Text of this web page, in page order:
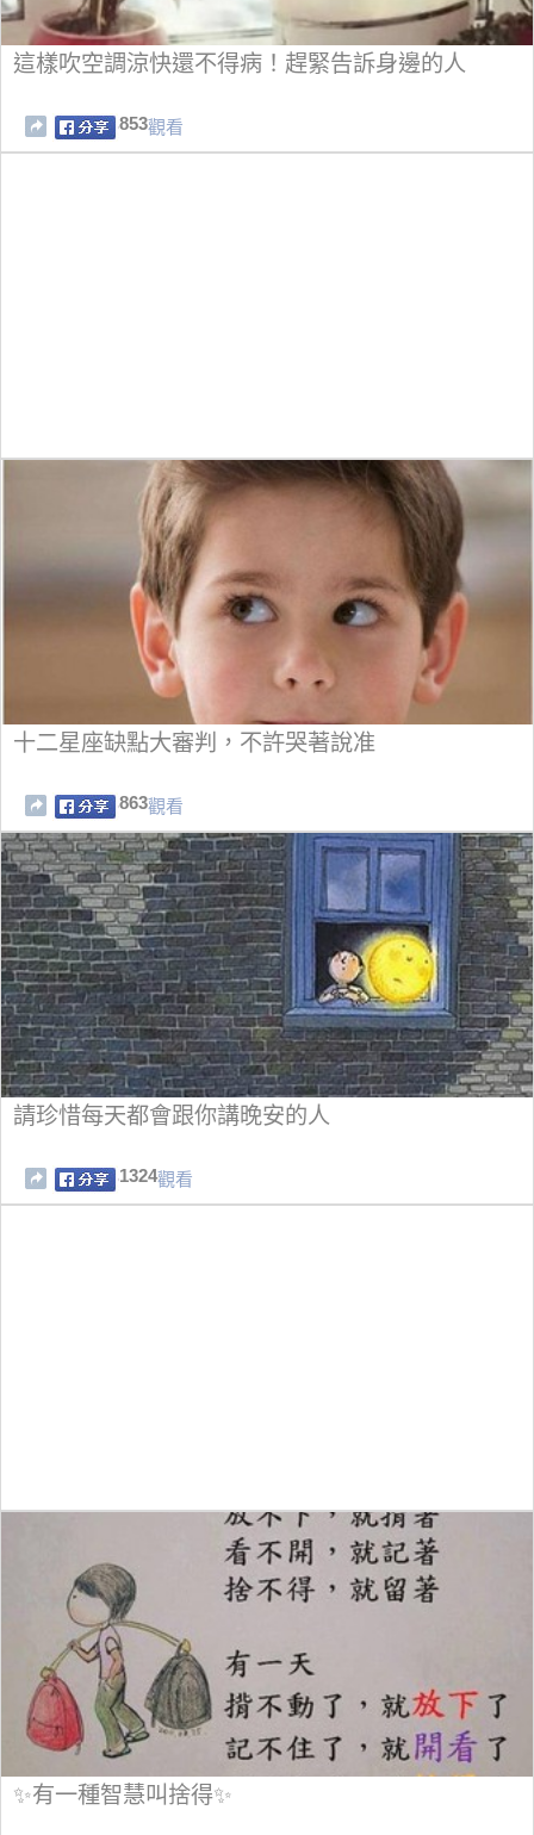
這樣吹空調涼快還不得病！趕緊告訴身邊的人
853觀看
十二星座缺點大審判，不許哭著說准
863觀看
請珍惜每天都會跟你講晚安的人
1324觀看
✨有一種智慧叫捨得✨